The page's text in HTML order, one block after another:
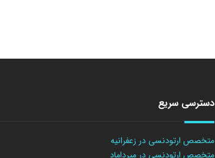
دسترسی سریع
متخصص ارتودنسی در زعفرانیه
متخصص ارتودنسی در میرداماد